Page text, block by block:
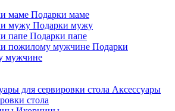
Подарки маме
Подарки мужу
Подарки папе
Подарки
мужчине
Аксессуары
стола